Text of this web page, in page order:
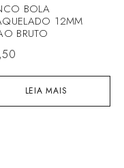
LEIA MAIS
BOLA
12MM
BRUTO